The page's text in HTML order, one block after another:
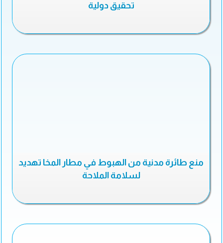
تحقيق دولية
منع طائرة مدنية من الهبوط في مطار المخا تهديد
لسلامة الملاحة